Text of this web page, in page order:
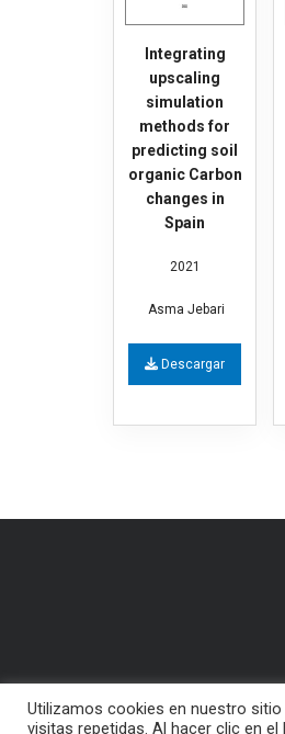
Integrating
upscaling
simulation
methods for
predicting soil
organic Carbon
changes in
Spain
2021
Asma Jebari
Descargar
Utilizamos cookies en nuestro
visitas repetidas. Al hacer clic en